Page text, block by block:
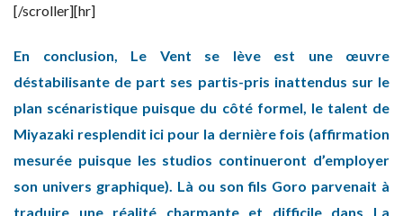
[/scroller][hr]
En conclusion, Le Vent se lève est une œuvre
déstabilisante de part ses partis-pris inattendus sur le
plan scénaristique puisque du côté formel, le talent de
Miyazaki resplendit ici pour la dernière fois (affirmation
mesurée puisque les studios continueront d’employer
son univers graphique). Là ou son fils Goro parvenait à
traduire une réalité charmante et difficile dans La